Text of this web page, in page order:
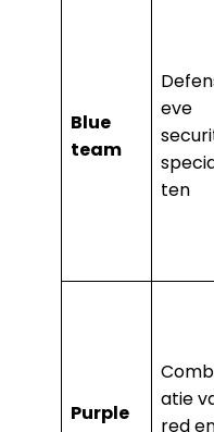
Blue
team
eve
ten
Purple
atie
red